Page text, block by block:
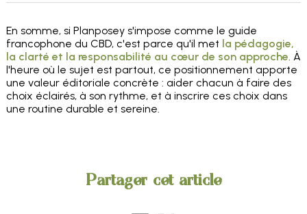
En somme, si Planposey s'impose comme le guide
francophone du CBD, c'est parce qu'il met la pédagogie,
la clarté et la responsabilité au cœur de son approche . À
l'heure où le sujet est partout, ce positionnement apporte
une valeur éditoriale concrète : aider chacun à faire des
choix éclairés, à son rythme, et à inscrire ces choix dans
une routine durable et sereine.
Partager cet article